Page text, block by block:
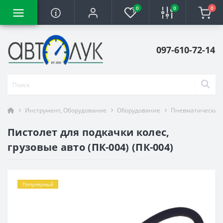
0 0 0
097-610-72-14
Инструмент, Оборудование Оборудование
Пистолет для подкачки колес,
грузовые авто (ПК-004) (ПК-004)
Популярный